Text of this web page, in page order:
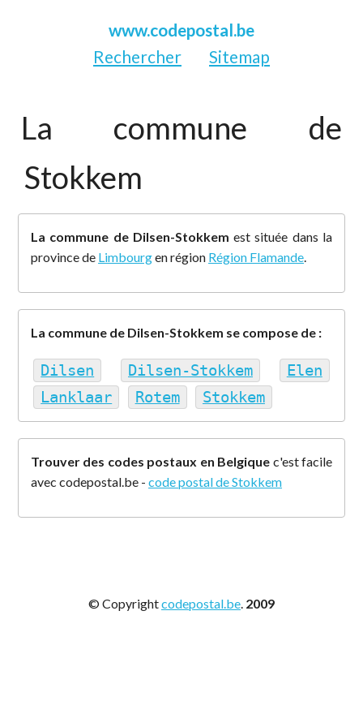
www.codepostal.be
Rechercher
Sitemap
La commune de
Stokkem
La commune de Dilsen-Stokkem est située dans la
province de Limbourgen région Région Flamande
La commune de Dilsen-Stokkem se compose de :
Dilsen Dilsen-Stokkem
Elen
Lanklaar
Rotem Stokkem
Trouver des codes postaux en Belgique c'est facile
avec codepostal.be -code postal de Stokkem
© Copyrightcodepostal.be. 2009